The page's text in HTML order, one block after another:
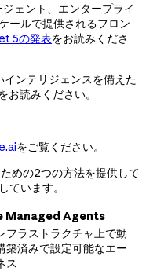
ェント、エンタープライ
ールで提供されるフロン
5の発表をお読みくださ
ンテリジェンスを備えた
お読みください。
をご覧ください。
めの2つの方法を提供して
ています。
Managed Agents
フラストラクチャ上で動
築済みで設定可能なエー
ス